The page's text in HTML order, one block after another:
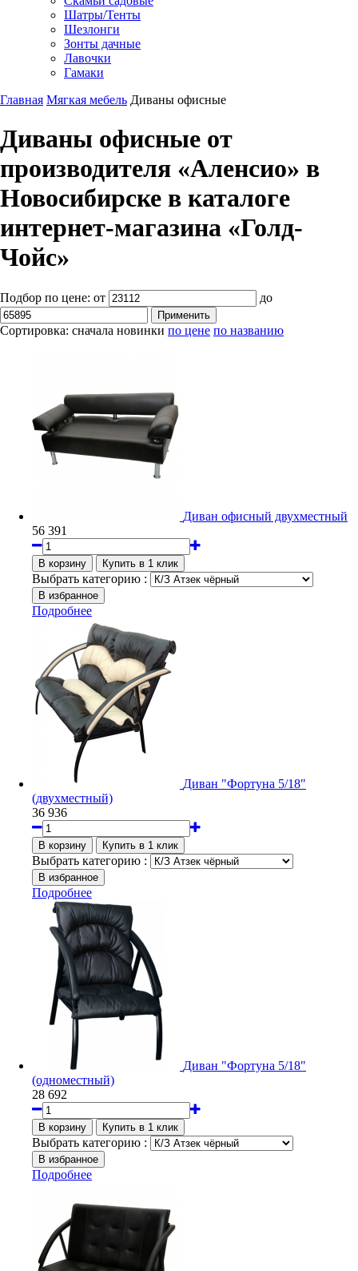
Шатры/Тенты
Шезлонги
Зонты дачные
Лавочки
Гамаки
Главная Мягкая мебель Диваны офисные
Диваны офисные от
производителя «Аленсио» в
Новосибирске в каталоге
интернет-магазина «Голд-
Чойс»
Подбор по цене: от до
Сортировка: сначала новинки по цене по названию
Диван офисный двухместный
56 391
Выбрать категорию :
Подробнее
Диван "Фортуна 5/18"
(двухместный)
36 936
Выбрать категорию :
Подробнее
Диван "Фортуна 5/18"
(одноместный)
28 692
Выбрать категорию :
Подробнее